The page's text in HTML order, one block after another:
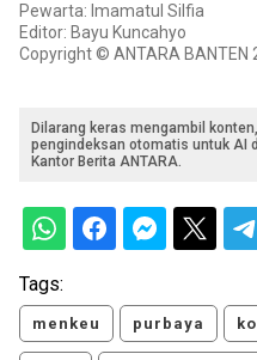
Pewarta: Imamatul Silfia
Editor: Bayu Kuncahyo
Copyright © ANTARA BANTEN
Dilarang keras mengambil
pengindeksan otomatis untuk AI
Kantor Berita ANTARA.
Tags:
menkeu purbaya